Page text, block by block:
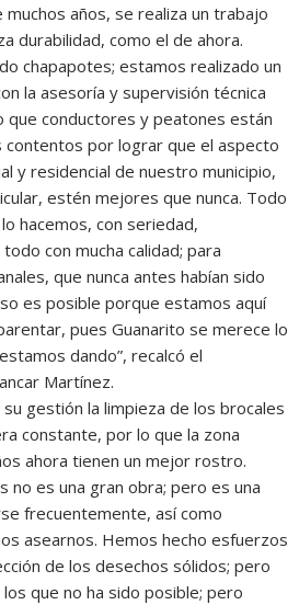
años, se realiza un trabajo
durabilidad, como el de ahora.
chapapotes; estamos realizado un
la asesoría y supervisión técnica
que conductores y peatones están
por lograr que el aspecto
y residencial de nuestro municipio,
estén mejores que nunca. Todo
hacemos, con seriedad,
con mucha calidad; para
que nunca antes habían sido
es posible porque estamos aquí
pues Guanarito se merece lo
dando”, recalcó el
Martínez.
gestión la limpieza de los brocales
constante, por lo que la zona
ahora tienen un mejor rostro.
no es una gran obra; pero es una
frecuentemente, así como
asearnos. Hemos hecho esfuerzos
de los desechos sólidos; pero
que no ha sido posible; pero